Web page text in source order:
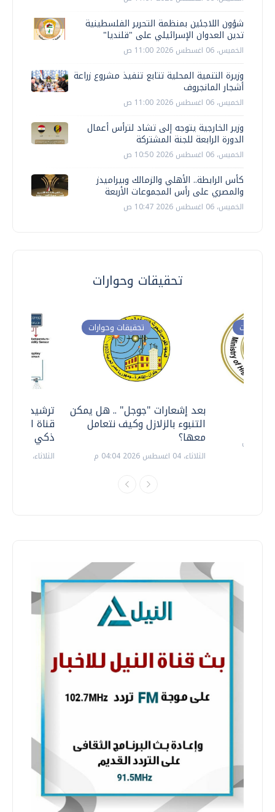
شؤون اللاجئين بمنظمة التحرير الفلسطينية
تدين العدوان الإسرائيلي على "قلنديا"
الخميس، 06 اغسطس 2026 11:00 ص
وزيرة التنمية المحلية تتابع تنفيذ مشروع زراعة
أشجار المانجروف
الخميس، 06 اغسطس 2026 11:00 ص
وزير الخارجية يتوجه إلى تشاد لترأس أعمال
الدورة الرابعة للجنة المشتركة
الخميس، 06 اغسطس 2026 10:50 ص
كأس الرابطة.. الأهلي والزمالك وبيراميدز
والمصري على رأس المجموعات الأربعة
الخميس، 06 اغسطس 2026 10:47 ص
تحقيقات وحوارات
ترشيدا
قناة
ذكي
الثلاثاء، 14 يوليو 2026 06:11 م
تحقيقات وحوارات
بعد إشعارات "جوجل" .. هل يمكن
التنبوء بالزلازل وكيف نتعامل
معها؟
الثلاثاء، 04 اغسطس 2026 04:04 م
وحوارات